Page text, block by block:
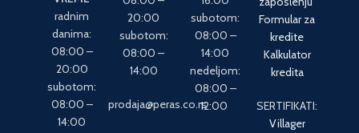
radnim
danima:
08:00 –
20:00
subotom:
08:00 –
14:00
20:00
subotom:
08:00 –
14:00
prodaja@peras.co.rs
subotom:
08:00 –
14:00
nedeljom:
08:00 –
12:00
Formular za
kredite
Kalkulator
kredita
SERTIFIKATI:
Villager